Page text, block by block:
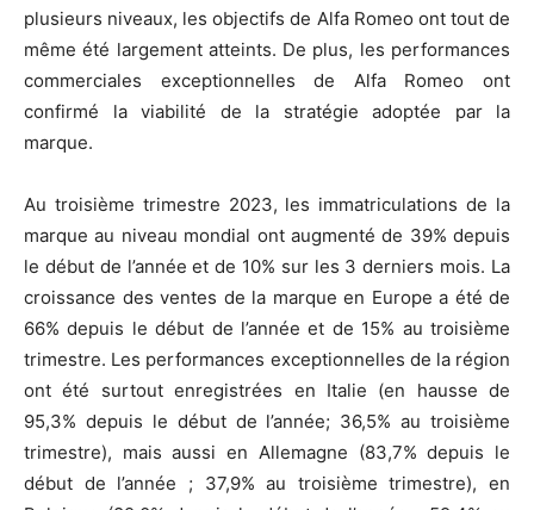
plusieurs niveaux, les objectifs de Alfa Romeo ont tout de
même été largement atteints. De plus, les performances
commerciales exceptionnelles de Alfa Romeo ont
confirmé la viabilité de la stratégie adoptée par la
marque.
Au troisième trimestre 2023, les immatriculations de la
marque au niveau mondial ont augmenté de 39% depuis
le début de l’année et de 10% sur les 3 derniers mois. La
croissance des ventes de la marque en Europe a été de
66% depuis le début de l’année et de 15% au troisième
trimestre. Les performances exceptionnelles de la région
ont été surtout enregistrées en Italie (en hausse de
95,3% depuis le début de l’année; 36,5% au troisième
trimestre), mais aussi en Allemagne (83,7% depuis le
début de l’année ; 37,9% au troisième trimestre), en